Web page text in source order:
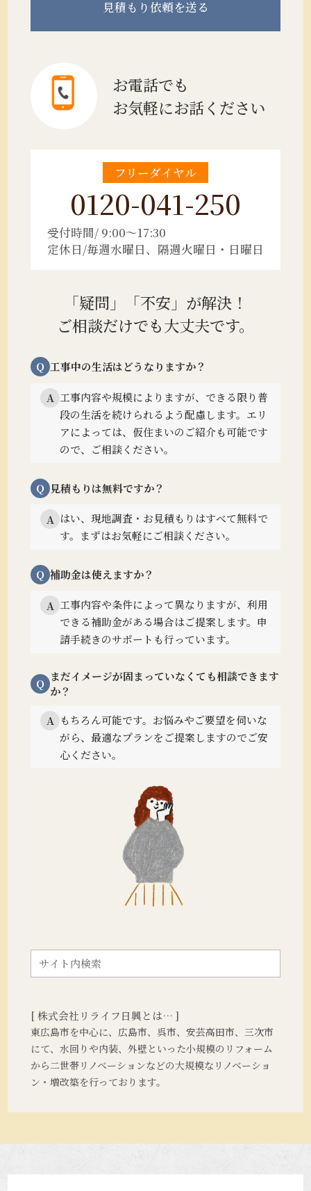
見積もり依頼を送る
お電話でも
お気軽にお話ください
フリーダイヤル
0120-041-250
受付時間/ 9:00～17:30
定休日/毎週水曜日、隔週火曜日・日曜日
「疑問」「不安」が解決！
ご相談だけでも大丈夫です。
Q 工事中の生活はどうなりますか？
A 工事内容や規模によりますが、できる限り普
段の生活を続けられるよう配慮します。 エリ
アによっては、仮住まいのご紹介も可能です
ので、ご相談ください。
Q 見積もりは無料ですか？
A はい、現地調査・お見積もりはすべて無料で
す。まずはお気軽にご相談ください。
Q 補助金は使えますか？
A 工事内容や条件によって異なりますが、利用
できる補助金がある場合はご提案します。 申
請手続きのサポートも行っています。
Q
まだイメージが固まっていなくても相談できます
か？
A もちろん可能です。 お悩みやご要望を伺いな
がら、最適なプランをご提案しますのでご安
心ください。
[ 株式会社リライフ日興とは… ]
東広島市を中心に、広島市、呉市、安芸高田市、三次市
にて、水回りや内装、外壁といった小規模のリフォーム
から二世帯リノベーションなどの大規模なリノベーショ
ン・増改築を行っております。